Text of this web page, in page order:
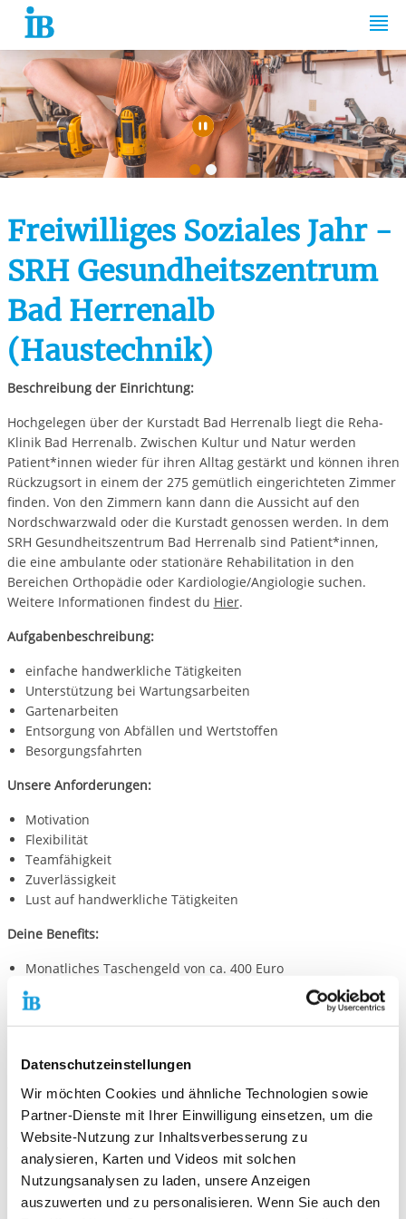
Datenschutzeinstellungen
Wir möchten Cookies und ähnliche Technologien sowie
Partner-Dienste mit Ihrer Einwilligung einsetzen, um die
Website-Nutzung zur Inhaltsverbesserung zu
analysieren, Karten und Videos mit solchen
Nutzungsanalysen zu laden, unsere Anzeigen
auszuwerten und zu personalisieren. Wenn Sie auch den
Springe zum Inhalt
Automatische
Freiwilliges Soziales Jahr -
SRH Gesundheitszentrum
Bad Herrenalb
(Haustechnik)
Beschreibung der Einrichtung:
Hochgelegen über der Kurstadt Bad Herrenalb liegt die Reha-
Klinik Bad Herrenalb. Zwischen Kultur und Natur werden
Patient*innen wieder für ihren Alltag gestärkt und können ihren
Rückzugsort in einem der 275 gemütlich eingerichteten Zimmer
finden. Von den Zimmern kann dann die Aussicht auf den
Nordschwarzwald oder die Kurstadt genossen werden. In dem
SRH Gesundheitszentrum Bad Herrenalb sind Patient*innen,
die eine ambulante oder stationäre Rehabilitation in den
Bereichen Orthopädie oder Kardiologie/Angiologie suchen.
Weitere Informationen findest du Hier.
Aufgabenbeschreibung:
einfache handwerkliche Tätigkeiten
Unterstützung bei Wartungsarbeiten
Gartenarbeiten
Entsorgung von Abfällen und Wertstoffen
Besorgungsfahrten
Unsere Anforderungen:
Motivation
Flexibilität
Teamfähigkeit
Zuverlässigkeit
Lust auf handwerkliche Tätigkeiten
Deine Benefits:
Monatliches Taschengeld von ca. 400 Euro
Zertifikat und Zeugnis über den geleisteten Dienst
wertvolle Erfahrungen in einem abwechslungsreichen
Arbeitsfeld
Kontakt
Wenn du gerne einen Freiwilligendienst in dieser Einrichtung
machen möchtest, kannst du dich hier bei unserem Online-
Bewerbungsbogen bewerben: